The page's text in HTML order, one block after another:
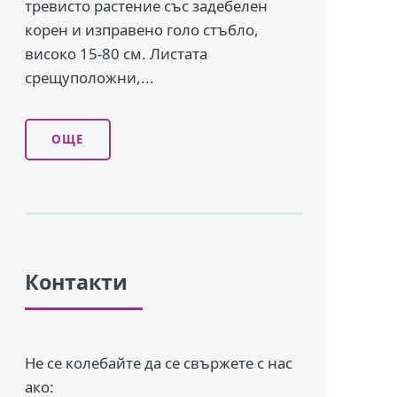
тревисто растение със задебелен
корен и изправено го­ло стъбло,
високо 15-80 см. Листата
срещуположни,...
ОЩЕ
Контакти
Не се колебайте да се свържете с нас
ако: